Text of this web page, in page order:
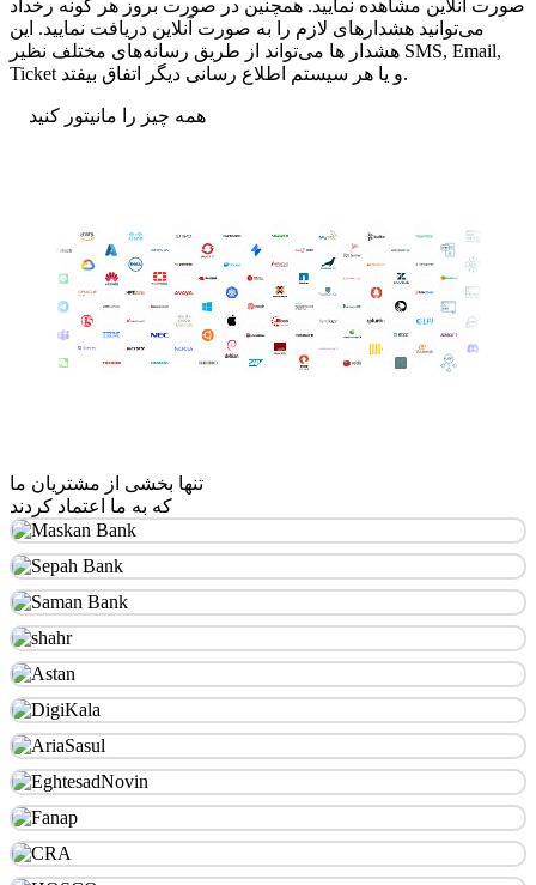
صورت آنلاین مشاهده نمایید. همچنین در صورت بروز هر گونه رخداد
می‌توانید هشدارهای لازم را به صورت آنلاین دریافت نمایید. این
هشدار ها می‌تواند از طریق رسانه‌های مختلف نظیر SMS, Email,
Ticket و یا هر سیستم اطلاع رسانی دیگر اتفاق بیفتد.
همه چیز را مانیتور کنید
تنها بخشی از مشتریان ما
که به ما اعتماد کردند